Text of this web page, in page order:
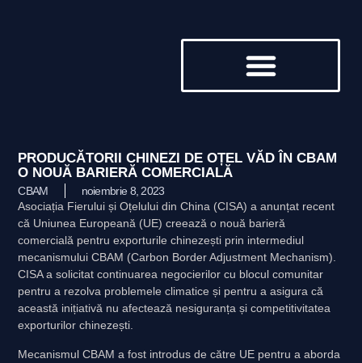
PRODUCĂTORII CHINEZI DE OȚEL VĂD ÎN CBAM
O NOUĂ BARIERĂ COMERCIALĂ
CBAM
noiembrie 8, 2023
Asociația Fierului și Oțelului din China (CISA) a anunțat recent
că Uniunea Europeană (UE) creează o nouă barieră
comercială pentru exporturile chinezești prin intermediul
mecanismului CBAM (Carbon Border Adjustment Mechanism).
CISA a solicitat continuarea negocierilor cu blocul comunitar
pentru a rezolva problemele climatice și pentru a asigura că
această inițiativă nu afectează nesiguranța și competitivitatea
exporturilor chinezești.
Mecanismul CBAM a fost introdus de către UE pentru a aborda